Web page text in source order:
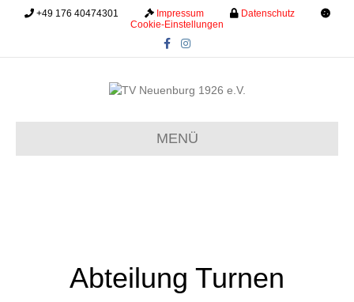
+49 176 40474301 Impressum Datenschutz
Cookie-Einstellungen
FacebookInstagram
MENÜ
Abteilung Turnen